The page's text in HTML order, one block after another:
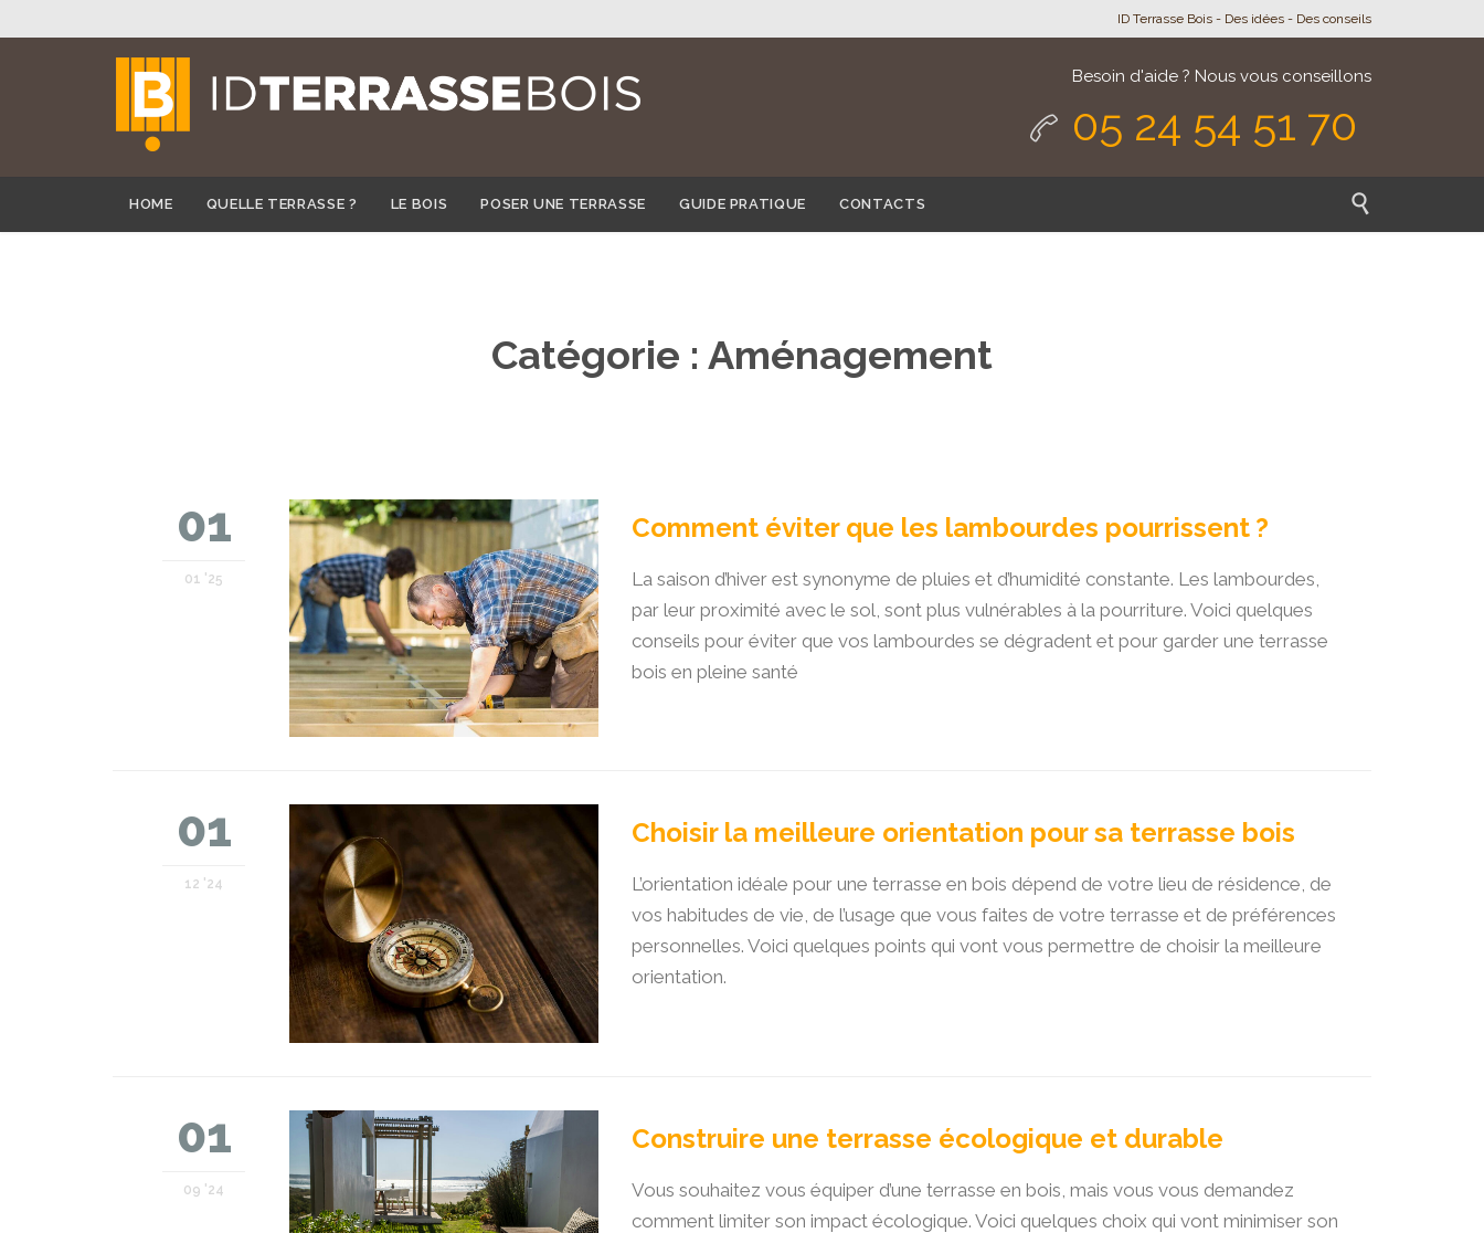
ID Terrasse Bois - Des idées - Des conseils

Besoin d'aide ? Nous vous conseillons
05 24 54 51 70
HOME QUELLE TERRASSE ? LE BOIS POSER UNE TERRASSE GUIDE PRATIQUE CONTACTS 
Catégorie : Aménagement
01
01 '25
Comment éviter que les lambourdes pourrissent ?
La saison d’hiver est synonyme de pluies et d’humidité constante. Les lambourdes,
par leur proximité avec le sol, sont plus vulnérables à la pourriture. Voici quelques
conseils pour éviter que vos lambourdes se dégradent et pour garder une terrasse
bois en pleine santé
01
12 '24
Choisir la meilleure orientation pour sa terrasse bois
L’orientation idéale pour une terrasse en bois dépend de votre lieu de résidence, de
vos habitudes de vie, de l’usage que vous faites de votre terrasse et de préférences
personnelles. Voici quelques points qui vont vous permettre de choisir la meilleure
orientation.
01
09 '24
Construire une terrasse écologique et durable
Vous souhaitez vous équiper d’une terrasse en bois, mais vous vous demandez
comment limiter son impact écologique. Voici quelques choix qui vont minimiser son